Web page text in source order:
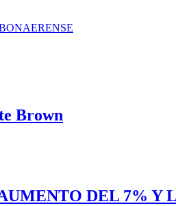
Brown
DEL 7% Y